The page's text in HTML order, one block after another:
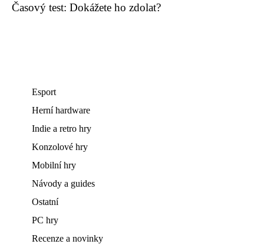
Časový test: Dokážete ho zdolat?
Esport
Herní hardware
Indie a retro hry
Konzolové hry
Mobilní hry
Návody a guides
Ostatní
PC hry
Recenze a novinky